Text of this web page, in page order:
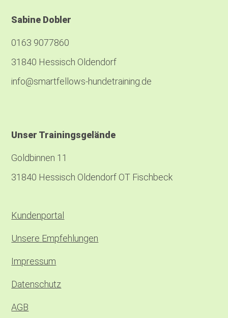
Sabine Dobler
0163 9077860
31840 Hessisch Oldendorf
info@smartfellows-hundetraining.de
Unser Trainingsgelände
Goldbinnen 11
31840 Hessisch Oldendorf OT Fischbeck
Kundenportal
Unsere Empfehlungen
Impressum
Datenschutz
AGB